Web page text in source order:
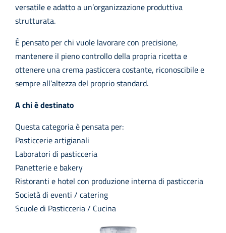
versatile e adatto a un’organizzazione produttiva
strutturata.
È pensato per chi vuole lavorare con precisione,
mantenere il pieno controllo della propria ricetta e
ottenere una crema pasticcera costante, riconoscibile e
sempre all’altezza del proprio standard.
A chi è destinato
Questa categoria è pensata per:
Pasticcerie artigianali
Laboratori di pasticceria
Panetterie e bakery
Ristoranti e hotel con produzione interna di pasticceria
Società di eventi / catering
Scuole di Pasticceria / Cucina